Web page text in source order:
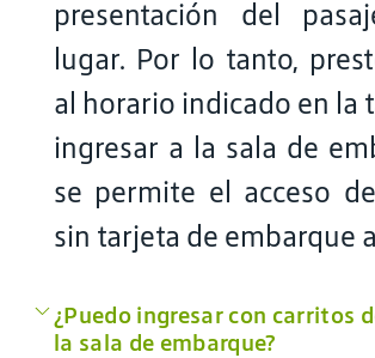
presentación del
lugar. Por lo tanto,
al horario indicado en la
ingresar a la sala de
se permite el acceso
sin tarjeta de embarque
¿Puedo ingresar con carritos
la sala de embarque?